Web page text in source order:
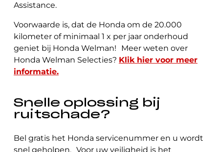
Assistance.
Voorwaarde is, dat de Honda om de 20.000
kilometer of minimaal 1 x per jaar onderhoud
geniet bij Honda Welman! Meer weten over
Honda Welman Selecties? Klik hier voor meer
informatie.
Snelle oplossing bij
ruitschade?
Bel gratis het Honda servicenummer en u wordt
snel geholpen. Voor uw veiligheid is het